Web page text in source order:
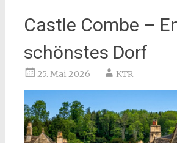
Castle Combe –
schönstes Dorf
25. Mai 2026 KTR